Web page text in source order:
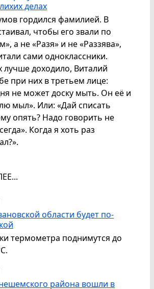
делах
гордился фамилией. В
чтобы его звали по
а не «Разя» и не «Раззява»,
сами одноклассники.
лучше доходило, Виталий
при них в третьем лице:
не может доску мыть. Он её и
мыл». Или: «Дай списать
опять? Надо говорить не
Когда я хоть раз
области будет по-
термометра поднимутся до
района вошли в